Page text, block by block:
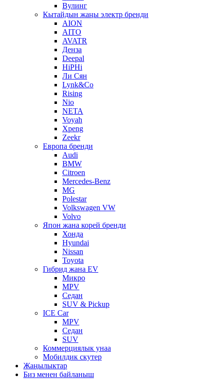
Вулинг
Кытайдын жаңы электр бренди
AION
AITO
AVATR
Денза
Deepal
HiPHi
Ли Сян
Lynk&Co
Rising
Nio
NETA
Voyah
Xpeng
Zeekr
Европа бренди
Audi
BMW
Citroen
Mercedes-Benz
MG
Polestar
Volkswagen VW
Volvo
Япон жана корей бренди
Хонда
Hyundai
Nissan
Toyota
Гибрид жана EV
Микро
MPV
Седан
SUV & Pickup
ICE Car
MPV
Седан
SUV
Коммерциялык унаа
Мобилдик скутер
Жаңылыктар
Биз менен байланыш